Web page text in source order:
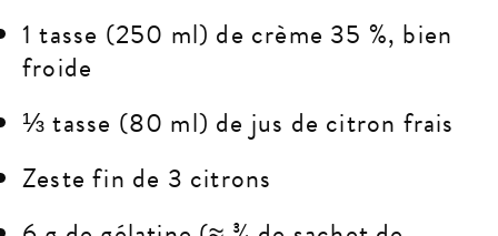
1 tasse (250 ml) de crème 35 %, bien
froide
⅓ tasse (80 ml) de jus de citron frais
Zeste fin de 3 citrons